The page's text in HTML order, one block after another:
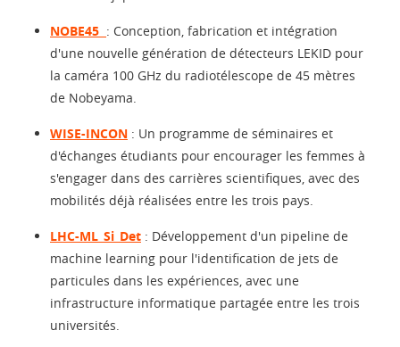
NOBE45 : Conception, fabrication et intégration
d'une nouvelle génération de détecteurs LEKID pour
la caméra 100 GHz du radiotélescope de 45 mètres
de Nobeyama.
WISE-INCON : Un programme de séminaires et
d'échanges étudiants pour encourager les femmes à
s'engager dans des carrières scientifiques, avec des
mobilités déjà réalisées entre les trois pays.
LHC-ML_Si_Det : Développement d'un pipeline de
machine learning pour l'identification de jets de
particules dans les expériences, avec une
infrastructure informatique partagée entre les trois
universités.